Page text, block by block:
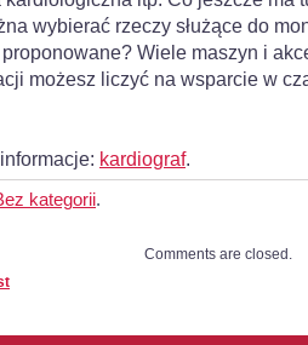
wybierać rzeczy służące do
Wiele maszyn i
możesz liczyć na wsparcie w
kardiograf.
kategorii.
Comments are closed.